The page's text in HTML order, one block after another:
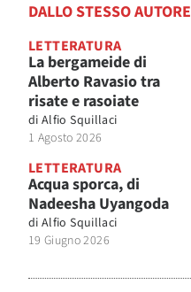
DALLO STESSO AUTORE
LETTERATURA
La bergameide di
Alberto Ravasio tra
risate e rasoiate
di Alfio Squillaci
1 Agosto 2026
LETTERATURA
Acqua sporca, di
Nadeesha Uyangoda
di Alfio Squillaci
19 Giugno 2026